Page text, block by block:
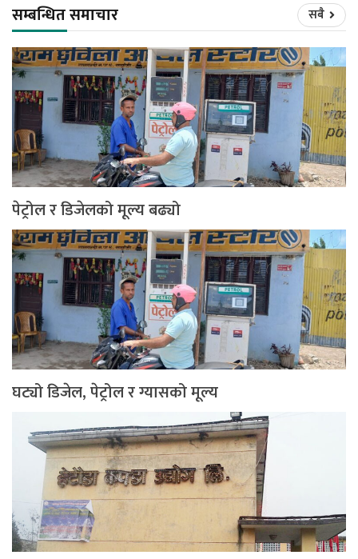
सम्बन्धित समाचार सबै
पेट्रोल र डिजेलको मूल्य बढ्यो
घट्यो डिजेल, पेट्रोल र ग्यासको मूल्य